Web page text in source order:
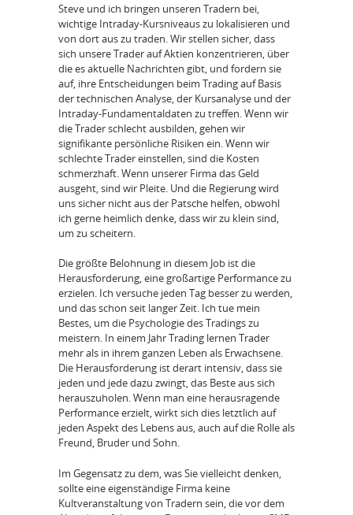
Steve und ich bringen unseren Tradern bei,
wichtige Intraday-Kursniveaus zu lokalisieren und
von dort aus zu traden. Wir stellen sicher, dass
sich unsere Trader auf Aktien konzentrieren, über
die es aktuelle Nachrichten gibt, und fordern sie
auf, ihre Entscheidungen beim Trading auf Basis
der technischen Analyse, der Kursanalyse und der
Intraday-Fundamentaldaten zu treffen. Wenn wir
die Trader schlecht ausbilden, gehen wir
signifikante persönliche Risiken ein. Wenn wir
schlechte Trader einstellen, sind die Kosten
schmerzhaft. Wenn unserer Firma das Geld
ausgeht, sind wir Pleite. Und die Regierung wird
uns sicher nicht aus der Patsche helfen, obwohl
ich gerne heimlich denke, dass wir zu klein sind,
um zu scheitern.
Die größte Belohnung in diesem Job ist die
Herausforderung, eine großartige Performance zu
erzielen. Ich versuche jeden Tag besser zu werden,
und das schon seit langer Zeit. Ich tue mein
Bestes, um die Psychologie des Tradings zu
meistern. In einem Jahr Trading lernen Trader
mehr als in ihrem ganzen Leben als Erwachsene.
Die Herausforderung ist derart intensiv, dass sie
jeden und jede dazu zwingt, das Beste aus sich
herauszuholen. Wenn man eine herausragende
Performance erzielt, wirkt sich dies letztlich auf
jeden Aspekt des Lebens aus, auch auf die Rolle als
Freund, Bruder und Sohn.
Im Gegensatz zu dem, was Sie vielleicht denken,
sollte eine eigenständige Firma keine
Kultveranstaltung von Tradern sein, die vor dem